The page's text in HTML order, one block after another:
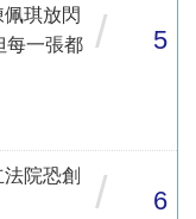
琪放閃
每一張都
/ 5
院恐創
/ 6